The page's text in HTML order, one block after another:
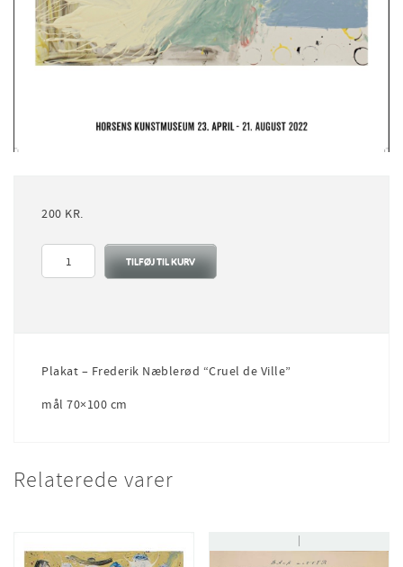
200 KR.
Plakat
antal
TILFØJ TIL KURV
Plakat – Frederik Næblerød “Cruel de Ville”
mål 70×100 cm
Relaterede varer